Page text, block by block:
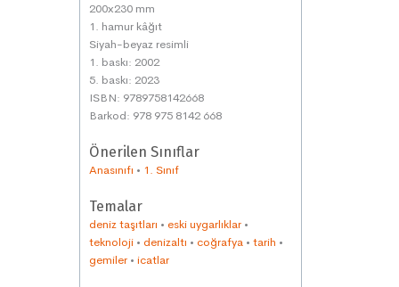
200x230 mm
1. hamur kâğıt
Siyah-beyaz resimli
1. baskı: 2002
5. baskı: 2023
ISBN: 9789758142668
Barkod: 978 975 8142 668
Önerilen Sınıflar
Anasınıfı • 1. Sınıf
Temalar
deniz taşıtları • eski uygarlıklar •
teknoloji • denizaltı • coğrafya • tarih •
gemiler • icatlar